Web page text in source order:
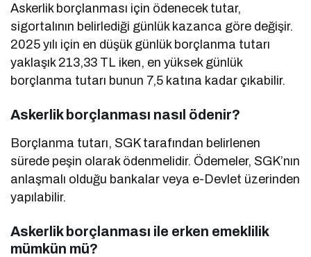
Askerlik borçlanması için ödenecek tutar,
sigortalının belirlediği günlük kazanca göre değişir.
2025 yılı için en düşük günlük borçlanma tutarı
yaklaşık 213,33 TL iken, en yüksek günlük
borçlanma tutarı bunun 7,5 katına kadar çıkabilir.
Askerlik borçlanması nasıl ödenir?
Borçlanma tutarı, SGK tarafından belirlenen
sürede peşin olarak ödenmelidir. Ödemeler, SGK’nın
anlaşmalı olduğu bankalar veya e-Devlet üzerinden
yapılabilir.
Askerlik borçlanması ile erken emeklilik
mümkün mü?